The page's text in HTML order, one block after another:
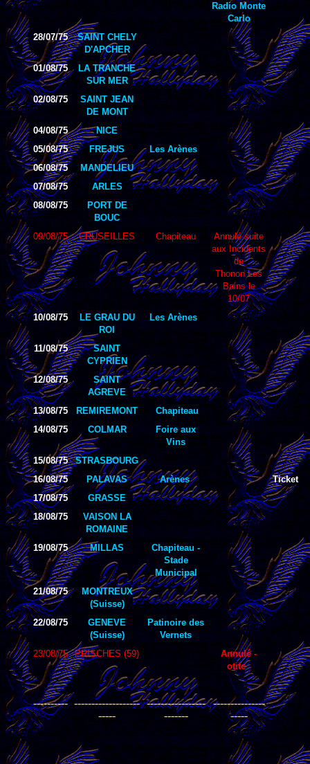
Radio Monte
Carlo
28/07/75
SAINT CHELY
D'APCHER
01/08/75
LA TRANCHE
SUR MER
02/08/75
SAINT JEAN
DE MONT
04/08/75
NICE
05/08/75
FREJUS
Les Arènes
06/08/75
MANDELIEU
07/08/75
ARLES
08/08/75
PORT DE
BOUC
09/08/75
CRUSEILLES Chapiteau
Annulé suite
aux Incidents
de
Thonon Les
Bains le
10/07
10/08/75
LE GRAU DU
ROI
Les Arènes
11/08/75
SAINT
CYPRIEN
12/08/75
SAINT
AGREVE
13/08/75
REMIREMONT
Chapiteau
14/08/75
COLMAR
Foire aux
Vins
15/08/75
STRASBOURG
16/08/75
PALAVAS Arènes
Ticket
17/08/75
GRASSE
18/08/75
VAISON LA
ROMAINE
19/08/75
MILLAS
Chapiteau -
Stade
Municipal
21/08/75
MONTREUX
(Suisse)
22/08/75
GENEVE
(Suisse)
Patinoire des
Vernets
23/08/75
PRISCHES (59)
Annulé -
otite
---------- -------------------
-----
-----------------
-------
---------------
-----